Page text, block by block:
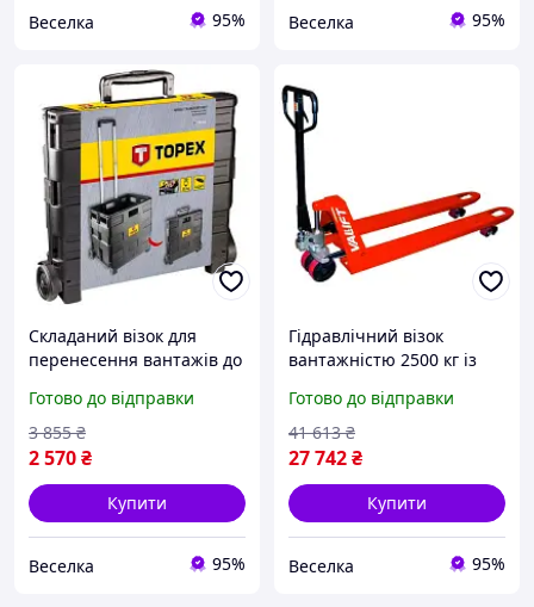
Веселка 95% Веселка 95%
Складаний візок для
перенесення вантажів до
дому та роботи FLAME
Готово до відправки
2 570₴
3 855 ₴
Купити
Веселка 95%
Гідравлічний візок
вантажністю 2500 кг із
для складу та магазину
FLAME
Готово до відправки
27 742₴
41 613 ₴
Купити
Веселка 95%